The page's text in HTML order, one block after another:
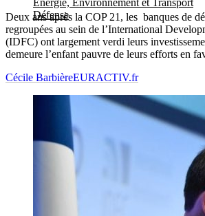
Défense
Deux ans après la COP 21, les banques de
regroupées au sein de l’International
(IDFC) ont largement verdi leurs
demeure l’enfant pauvre de leurs efforts en
Cécile BarbièreEURACTIV.fr